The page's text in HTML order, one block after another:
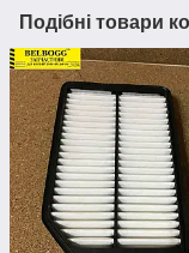
Подібні товари